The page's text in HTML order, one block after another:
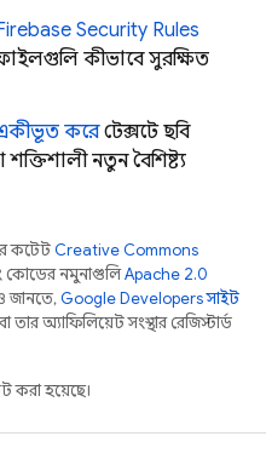
Security Rules
কীভাবে সুরক্ষিত
করেটেক্সটে ছবি
নতুন বৈশিষ্ট্য
Creative Commons
কোডের নমুনাগুলিApache 2.0
জানতে,Google Developers সাইট
অ্যাফিলিয়েট সংস্থার রেজিস্টার্ড
হয়েছে।